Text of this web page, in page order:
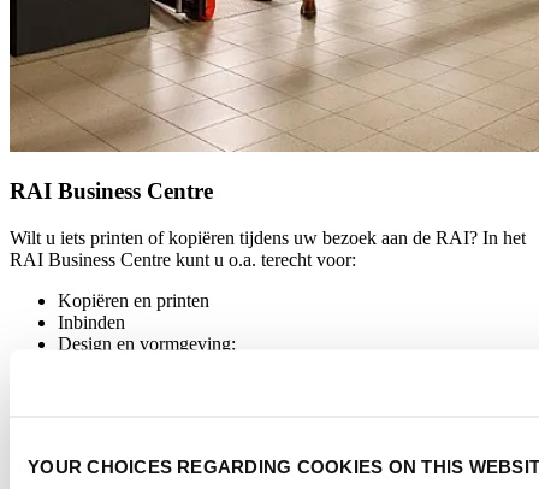
YOUR CHOICES REGARDING COOKIES ON THIS
RAI Business Centre
Wilt u iets printen of kopiëren tijdens uw bezoek aan de RAI? In het
RAI Business Centre kunt u o.a. terecht voor:
Kopiëren en printen
Inbinden
Design en vormgeving;
De openingstijden zijn van maandag t/m vrijdag van 09:00 tot 14:00